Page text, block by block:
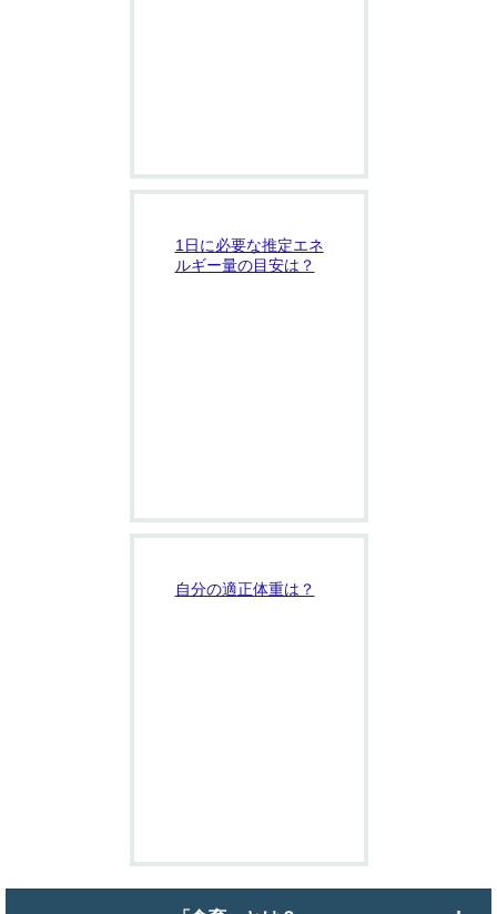
1日に必要な推定エネ
ルギー量の目安は？
自分の適正体重は？